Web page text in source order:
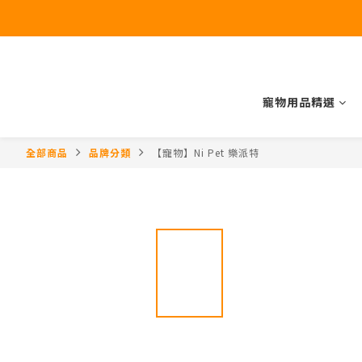
寵物用品精選
全部商品 品牌分類 【寵物】Ni Pet 樂派特